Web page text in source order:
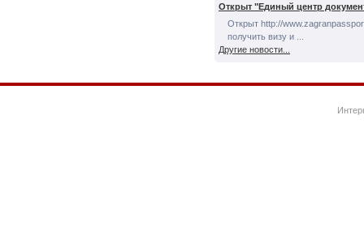
Открыт "Единый центр
Открыт http://
получить визу и ...
Другие новости...